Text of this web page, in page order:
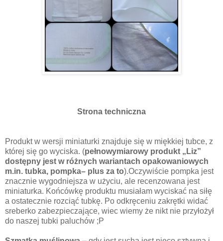
Strona techniczna
Produkt w wersji miniaturki znajduje się w miękkiej tubce, z
której się go wyciska. (pełnowymiarowy produkt „Liz”
dostępny jest w różnych wariantach opakowaniowych
m.in. tubka, pompka– plus za to).Oczywiście pompka jest
znacznie wygodniejsza w użyciu, ale recenzowana jest
miniaturka. Końcówkę produktu musiałam wyciskać na siłę
a ostatecznie rozciąć tubkę. Po odkręceniu zakrętki widać
sreberko zabezpieczające, wiec wiemy że nikt nie przyłożył
do naszej tubki paluchów ;P